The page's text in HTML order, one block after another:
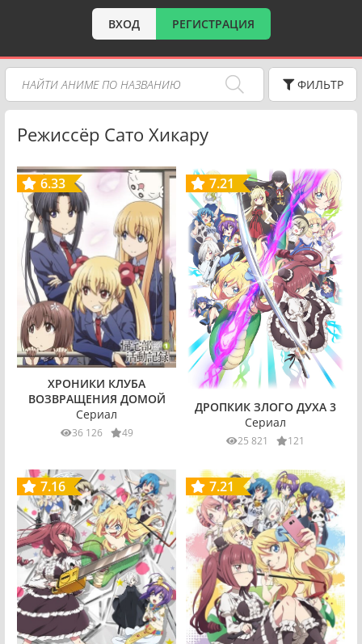
ВХОД РЕГИСТРАЦИЯ
ФИЛЬТР
Режиссёр Сато Хикару
6.33
ХРОНИКИ КЛУБА
ВОЗВРАЩЕНИЯ ДОМОЙ
Сериал
36 126 49
7.21
ДРОПКИК ЗЛОГО ДУХА 3
Сериал
25 821 121
7.16 7.21